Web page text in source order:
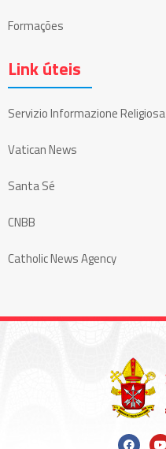
Formações
Link úteis
Servizio Informazione Religiosa
Vatican News
Santa Sé
CNBB
Catholic News Agency